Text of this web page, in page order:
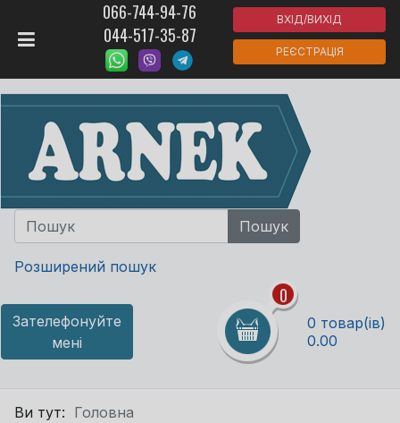
066-744-94-76
044-517-35-87
ВХІД/ВИХІД
РЕЄСТРАЦІЯ
Розширений пошук
Зателефонуйте
мені
0
0 товар(ів)
0.00
Ви тут: Головна